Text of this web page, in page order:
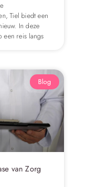
Tiel biedt een
In deze
een reis langs
Blog
van Zorg